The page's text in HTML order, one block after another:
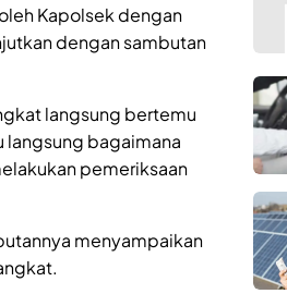
Kapolsek dengan
dengan sambutan
langsung bertemu
langsung bagaimana
pemeriksaan
menyampaikan